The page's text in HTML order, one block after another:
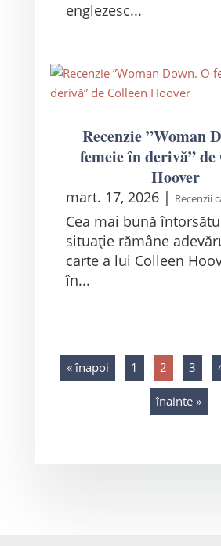
englezesc...
Recenzie ”Woman
femeie în derivă” de
Hoover
mart. 17, 2026| Recenzii
Cea mai bună
situație rămâne
carte a lui Colleen
în...
« înapoi 1 2 3
înainte »